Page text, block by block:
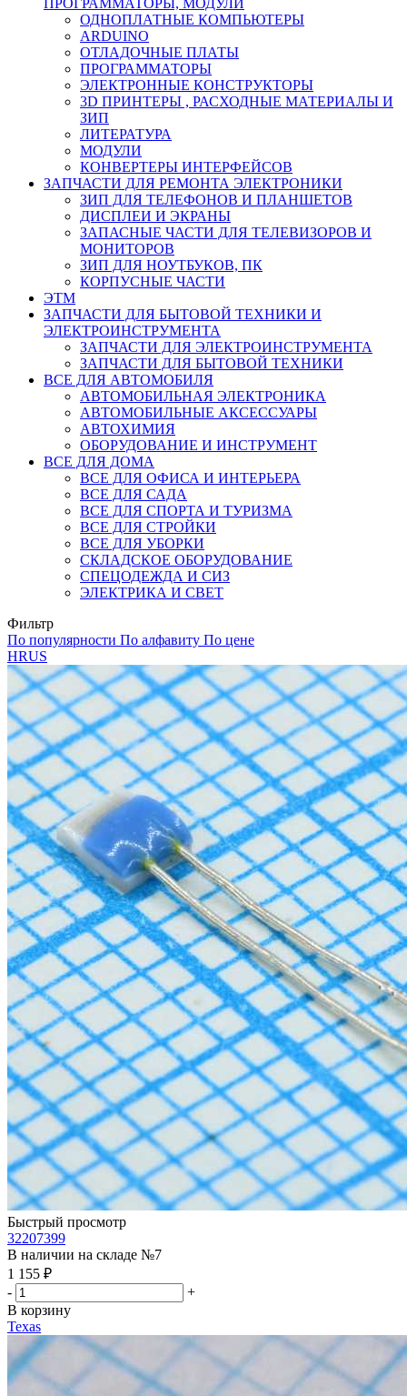
ОДНОПЛАТНЫЕ КОМПЬЮТЕРЫ
ARDUINO
ОТЛАДОЧНЫЕ ПЛАТЫ
ПРОГРАММАТОРЫ
ЭЛЕКТРОННЫЕ КОНСТРУКТОРЫ
3D ПРИНТЕРЫ , РАСХОДНЫЕ МАТЕРИАЛЫ И
ЗИП
ЛИТЕРАТУРА
МОДУЛИ
КОНВЕРТЕРЫ ИНТЕРФЕЙСОВ
ЗАПЧАСТИ ДЛЯ РЕМОНТА ЭЛЕКТРОНИКИ
ЗИП ДЛЯ ТЕЛЕФОНОВ И ПЛАНШЕТОВ
ДИСПЛЕИ И ЭКРАНЫ
ЗАПАСНЫЕ ЧАСТИ ДЛЯ ТЕЛЕВИЗОРОВ И
МОНИТОРОВ
ЗИП ДЛЯ НОУТБУКОВ, ПК
КОРПУСНЫЕ ЧАСТИ
ЭТМ
ЗАПЧАСТИ ДЛЯ БЫТОВОЙ ТЕХНИКИ И
ЭЛЕКТРОИНСТРУМЕНТА
ЗАПЧАСТИ ДЛЯ ЭЛЕКТРОИНСТРУМЕНТА
ЗАПЧАСТИ ДЛЯ БЫТОВОЙ ТЕХНИКИ
ВСЕ ДЛЯ АВТОМОБИЛЯ
АВТОМОБИЛЬНАЯ ЭЛЕКТРОНИКА
АВТОМОБИЛЬНЫЕ АКСЕССУАРЫ
АВТОХИМИЯ
ОБОРУДОВАНИЕ И ИНСТРУМЕНТ
ВСЕ ДЛЯ ДОМА
ВСЕ ДЛЯ ОФИСА И ИНТЕРЬЕРА
ВСЕ ДЛЯ САДА
ВСЕ ДЛЯ СПОРТА И ТУРИЗМА
ВСЕ ДЛЯ СТРОЙКИ
ВСЕ ДЛЯ УБОРКИ
СКЛАДСКОЕ ОБОРУДОВАНИЕ
СПЕЦОДЕЖДА И СИЗ
ЭЛЕКТРИКА И СВЕТ
Фильтр
По популярности По алфавиту По цене
HRUS
Быстрый просмотр
32207399
В наличии на складе №7
1 155 ₽
-
+
В корзину
Texas